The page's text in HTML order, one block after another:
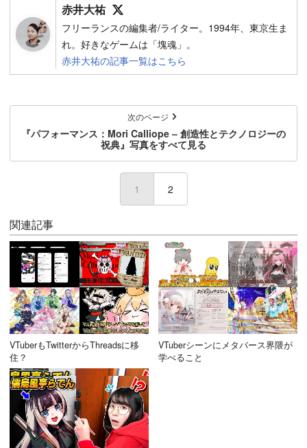
赤井大祐
フリーランスの編集者/ライター。1994年、東京生ま
れ。好きなゲームは「塊魂」。
赤井大祐の記事一覧はこちら
次のページ
『パフォーマンス：Mori Calliope – 創造性とテクノロジーの
祝典』写真をすべて見る
1 2
関連記事
VTuberもTwitterからThreadsに移
住？
VTuberシーンにメタバース界隈が
学べること